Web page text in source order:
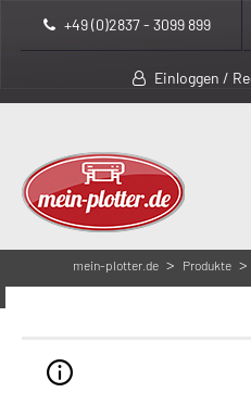
+49 (0)2837 - 3099 899
Einloggen /
mein-plotter.de > Produkte >
Doppel-Rollen-